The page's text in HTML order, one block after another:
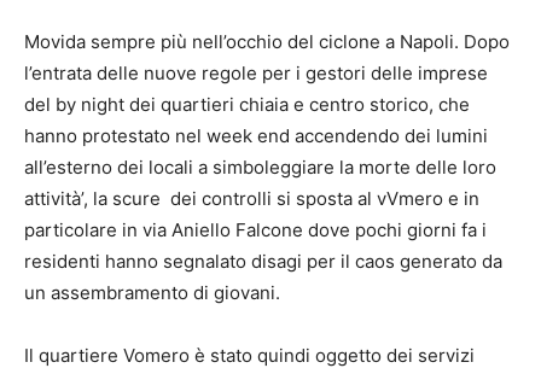
Movida sempre più nell’occhio del ciclone a Napoli. Dopo
l’entrata delle nuove regole per i gestori delle imprese
del by night dei quartieri chiaia e centro storico, che
hanno protestato nel week end accendendo dei lumini
all’esterno dei locali a simboleggiare la morte delle loro
attività’, la scure dei controlli si sposta al vVmero e in
particolare in via Aniello Falcone dove pochi giorni fa i
residenti hanno segnalato disagi per il caos generato da
un assembramento di giovani.
Il quartiere Vomero è stato quindi oggetto dei servizi